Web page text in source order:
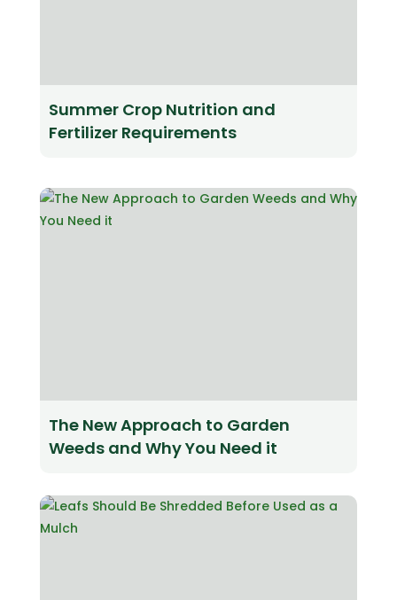
Summer Crop Nutrition and
Fertilizer Requirements
The New Approach to Garden
Weeds and Why You Need it